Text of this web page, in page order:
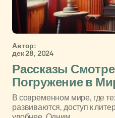
Автор:
дек 28, 2024
Рассказы
Погружение в
В современном мире, где
развиваются, доступ к